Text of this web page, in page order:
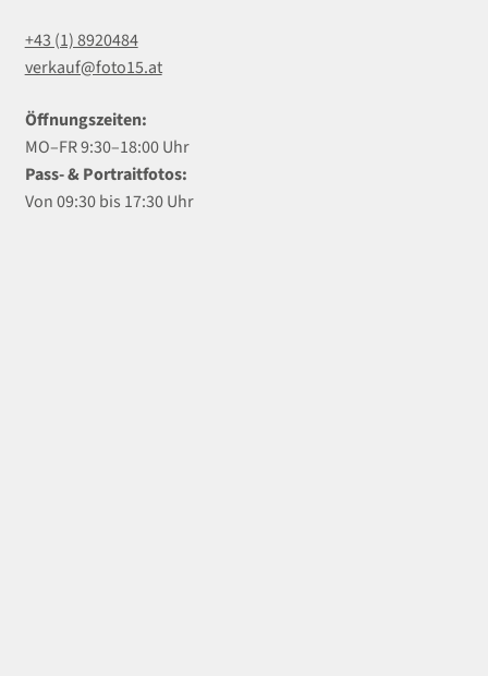
+43 (1) 8920484
verkauf@foto15.at
Öffnungszeiten:
MO–FR 9:30–18:00 Uhr
Pass- & Portraitfotos:
Von 09:30 bis 17:30 Uhr